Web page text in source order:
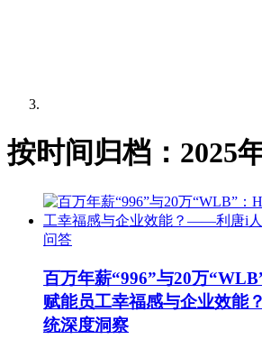
按时间归档：2025
问答
百万年薪“996”与20万
赋能员工幸福感与企业效
统深度洞察